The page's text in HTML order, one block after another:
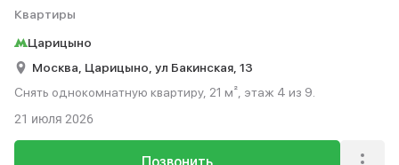
Квартиры
Царицыно
Москва, Царицыно, ул Бакинская, 13
Снять однокомнатную квартиру, 21 м², этаж 4 из 9.
21 июля 2026